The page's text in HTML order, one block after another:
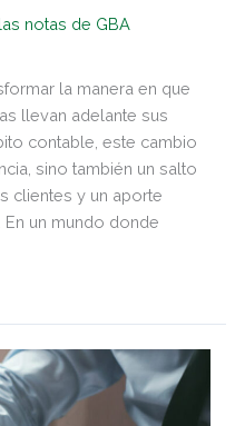
notas de GBA
la manera en que
llevan adelante sus
contable, este cambio
sino también un salto
clientes y un aporte
un mundo donde